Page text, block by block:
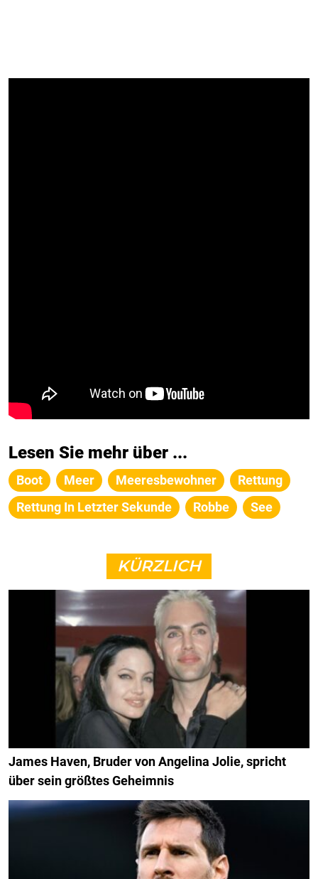
Lesen Sie mehr über ...
Boot Meer Meeresbewohner
Rettung
Rettung In Letzter Sekunde
Robbe See
KÜRZLICH
James Haven, Bruder von Angelina Jolie, spricht
über sein größtes Geheimnis